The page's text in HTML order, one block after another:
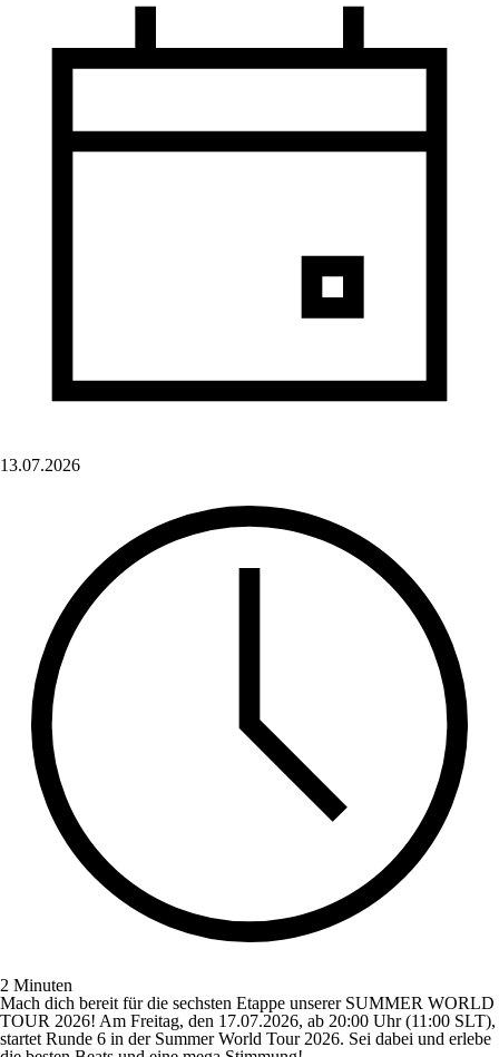
13.07.2026
2 Minuten
Mach dich bereit für die sechsten Etappe unserer SUMMER WORLD
TOUR 2026! Am Freitag, den 17.07.2026, ab 20:00 Uhr (11:00 SLT),
startet Runde 6 in der Summer World Tour 2026. Sei dabei und erlebe